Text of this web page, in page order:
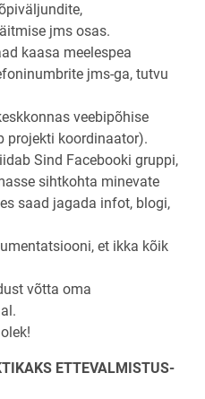
jms osas.
kaasa meelespea
jms-ga, tutvu
veebipõhise
projekti koordinaator).
Sind Facebooki gruppi,
sihtkohta minevate
saad jagada infot, blogi,
et ikka kõik
võtta oma
ETTEVALMISTUS-